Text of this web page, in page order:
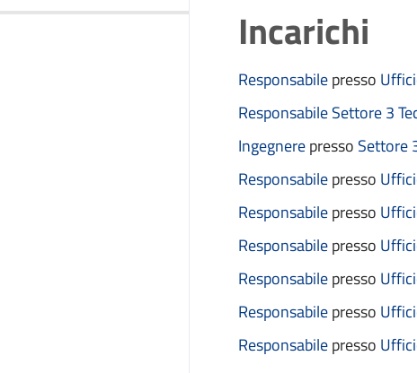
Incarichi
Responsabilepresso
Responsabile Settore 3
Ingegnerepresso Settore
Responsabilepresso
Responsabilepresso
Responsabilepresso
Responsabilepresso
Responsabilepresso
Responsabilepresso